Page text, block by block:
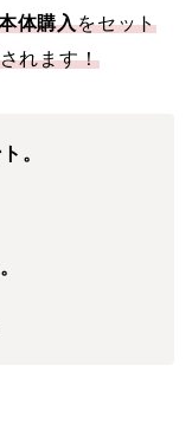
体購入をセット
されます！
。